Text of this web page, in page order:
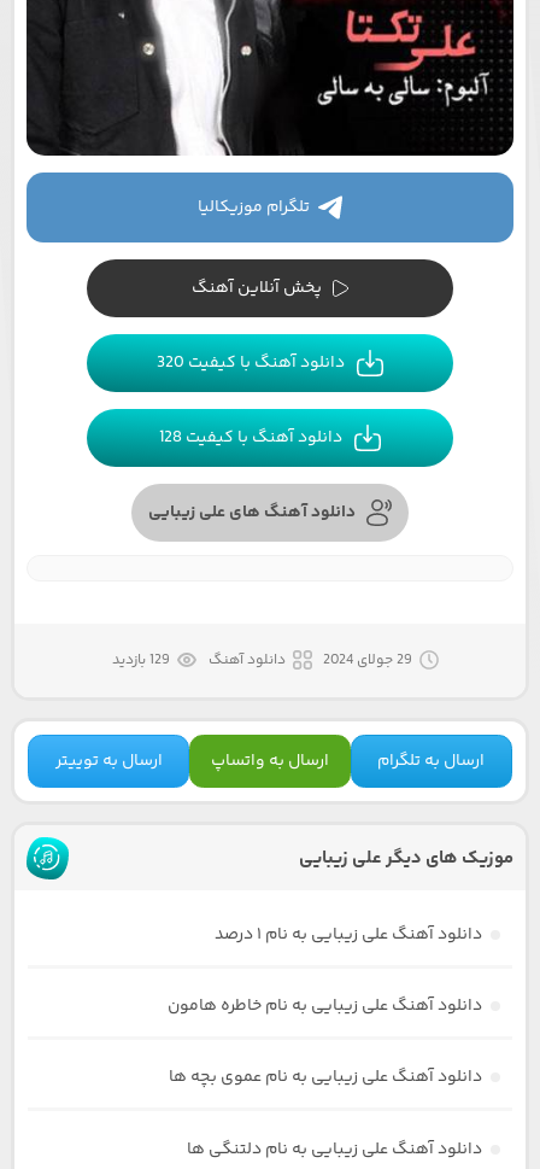
تلگرام موزیکالیا
پخش آنلاین آهنگ
دانلود آهنگ با کیفیت 320
دانلود آهنگ با کیفیت 128
دانلود آهنگ های علی زیبایی
29 جولای 2024 دانلود آهنگ 129 بازدید
ارسال به تلگرام ارسال به واتساپ ارسال به توییتر
موزیک های دیگر علی زیبایی
دانلود آهنگ علی زیبایی به نام ۱ درصد
دانلود آهنگ علی زیبایی به نام خاطره هامون
دانلود آهنگ علی زیبایی به نام عموی بچه ها
دانلود آهنگ علی زیبایی به نام دلتنگی ها